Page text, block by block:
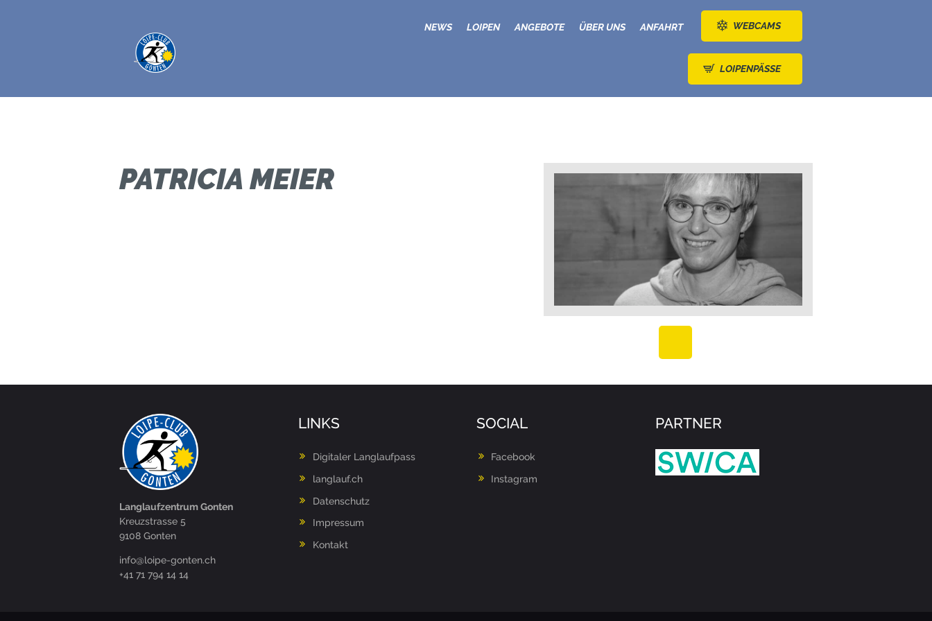
NEWS LOIPEN ANGEBOTE ÜBER UNS ANFAHRT WEBCAMS
LOIPENPÄSSE
PATRICIA MEIER
Langlaufzentrum Gonten
Kreuzstrasse 5
9108 Gonten
hc.netnog-epiol@ofni
+41 71 794 14 14
LINKS
Digitaler Langlaufpass
langlauf.ch
Datenschutz
Impressum
Kontakt
SOCIAL
Facebook
Instagram
PARTNER